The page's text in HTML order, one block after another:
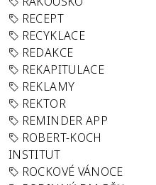
RECEPT
RECYKLACE
REDAKCE
REKAPITULACE
REKLAMY
REKTOR
REMINDER APP
ROBERT-KOCH
INSTITUT
ROCKOVÉ VÁNOCE